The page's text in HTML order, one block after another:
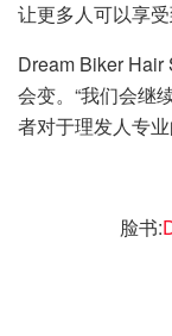
让更多人可以享
Dream Biker Hair
会变。“我们会继
者对于理发人专
脸书: